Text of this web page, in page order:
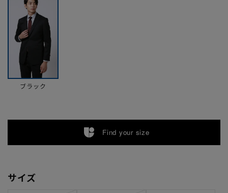
ブラック
Find your size
サイズ